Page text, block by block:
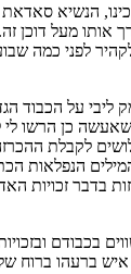
הנשיא סאדאת
אותו מעל דוכן
לפני כמה
ליבי על הכבוד
שאעשה כן הרשו לי
לקבלת
הנפלאות
בדבר זכויות
בכבודם
איש ברעהו ברוח